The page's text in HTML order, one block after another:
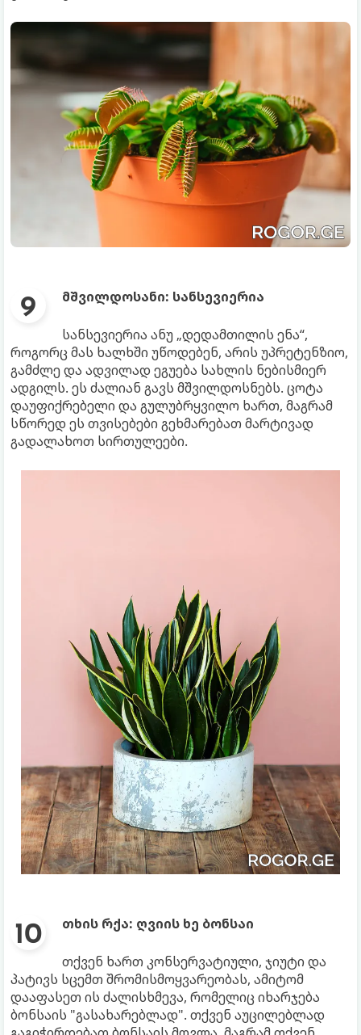
მშვილდოსანი: სანსევიერია
სანსევიერია ანუ „დედამთილის ენა“,
როგორც მას ხალხში უწოდებენ, არის უპრეტენზიო,
გამძლე და ადვილად ეგუება სახლის ნებისმიერ
ადგილს. ეს ძალიან გავს მშვილდოსნებს. ცოტა
დაუფიქრებელი და გულუბრყვილო ხართ, მაგრამ
სწორედ ეს თვისებები გეხმარებათ მარტივად
გადალახოთ სირთულეები.
თხის რქა: ღვიის ხე ბონსაი
თქვენ ხართ კონსერვატიული, ჯიუტი და
პატივს სცემთ შრომისმოყვარეობას, ამიტომ
დააფასეთ ის ძალისხმევა, რომელიც იხარჯება
ბონსაის "გასახარებლად". თქვენ აუცილებლად